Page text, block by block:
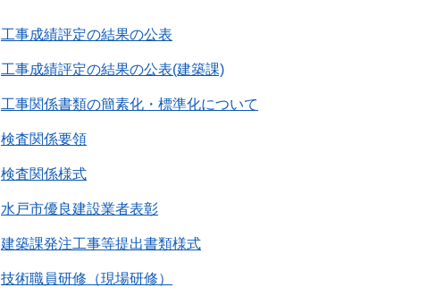
工事成績評定の結果の公表
工事成績評定の結果の公表(建築課)
工事関係書類の簡素化・標準化について
検査関係要領
検査関係様式
水戸市優良建設業者表彰
建築課発注工事等提出書類様式
技術職員研修（現場研修）